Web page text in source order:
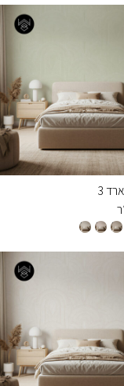
Add
3
Add